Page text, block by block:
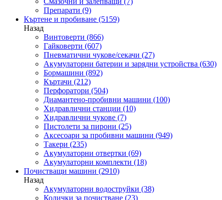
Препарати (9)
Къртене и пробиване (5159)
Назад
Винтоверти (866)
Гайковерти (607)
Пневматични чукове/секачи (27)
Акумулаторни батерии и зарядни устройства (630)
Бормашини (892)
Къртачи (212)
Перфоратори (504)
Диамантено-пробивни машини (100)
Хидравлични станции (10)
Хидравлични чукове (7)
Пистолети за пирони (25)
Аксесоари за пробивни машини (949)
Такери (235)
Акумулаторни отвертки (69)
Акумулаторни комплекти (18)
Почистващи машини (2910)
Назад
Акумулаторни водоструйки (38)
Колички за почистване (23)